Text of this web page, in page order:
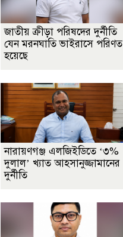
জাতীয় ক্রীড়া পরিষদের দুর্নীতি
যেন মরনঘাতি ভাইরাসে পরিণত
হয়েছে
নারায়ণগঞ্জ এলজিইডিতে ‘৩%
দুলাল’ খ্যাত আহসানুজ্জামানের
দুর্নীতি